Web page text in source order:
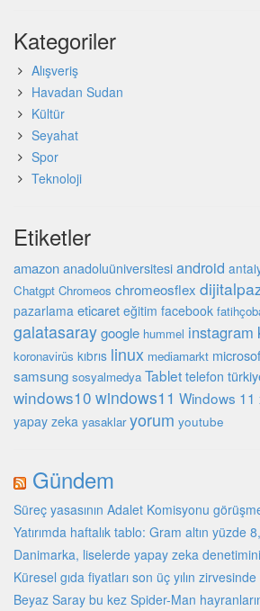
Kategoriler
Alışveriş
Havadan Sudan
Kültür
Seyahat
Spor
Teknoloji
Etiketler
amazon anadoluüniversitesi android
Chatgpt Chromeos chromeosflex
pazarlama eticaret eğitim facebook
galatasaraygoogle hummel instagram
koronavirüs kıbrıs linux mediamarkt
samsung sosyalmedya Tablet telefon
windows10 windows11 Windows 11
yapay zeka yasaklar yorum youtube
Gündem
Süreç yasasının Adalet Komisyonu
Yatırımda haftalık tablo: Gram altın yüzde
Danimarka, liselerde yapay zeka denetimini
Küresel gıda fiyatları son üç yılın zirvesinde
Beyaz Saray bu kez Spider-Man